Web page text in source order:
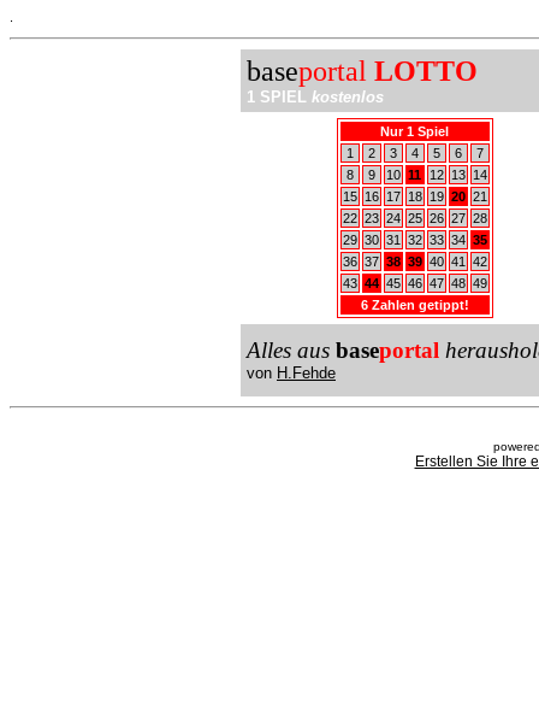
baseportal LOTTO
1 SPIEL kostenlos
Nur 1 Spiel
1
2 3 4 5 6
7
8
9 10 11 12 13
14
15
16 17 18 19 20 21
22 23 24 25 26 27 28
29 30 31 32 33 34 35
36 37 38 39 40 41
42
43 44 45 46 47 48 49
6 Zahlen getippt!
Alles aus baseportal
von H.Fehde
Erstellen Sie Ihre